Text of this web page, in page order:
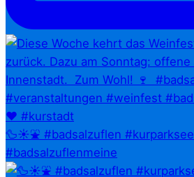
🦆☀️⛲ #badsalzuflen #kurparksee
#badsalzuflenmeine